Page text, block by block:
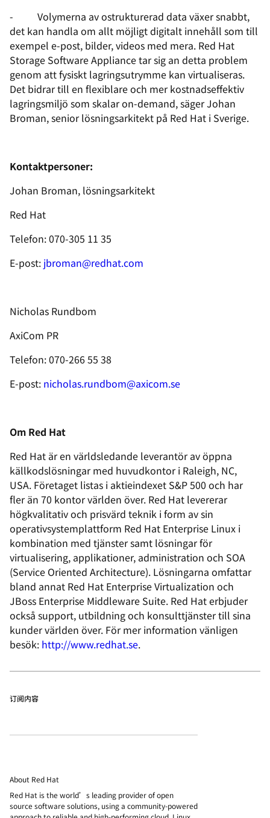
- Volymerna av ostrukturerad data växer snabbt,
det kan handla om allt möjligt digitalt innehåll som till
exempel e-post, bilder, videos med mera. Red Hat
Storage Software Appliance tar sig an detta problem
genom att fysiskt lagringsutrymme kan virtualiseras.
Det bidrar till en flexiblare och mer kostnadseffektiv
lagringsmiljö som skalar on-demand, säger Johan
Broman, senior lösningsarkitekt på Red Hat i Sverige.
Kontaktpersoner:
Johan Broman, lösningsarkitekt
Red Hat
Telefon: 070-305 11 35
E-post: jbroman@redhat.com
Nicholas Rundbom
AxiCom PR
Telefon: 070-266 55 38
E-post: nicholas.rundbom@axicom.se
Om Red Hat
Red Hat är en världsledande leverantör av öppna
källkodslösningar med huvudkontor i Raleigh, NC,
USA. Företaget listas i aktieindexet S&P 500 och har
fler än 70 kontor världen över. Red Hat levererar
högkvalitativ och prisvärd teknik i form av sin
operativsystemplattform Red Hat Enterprise Linux i
kombination med tjänster samt lösningar för
virtualisering, applikationer, administration och SOA
(Service Oriented Architecture). Lösningarna omfattar
bland annat Red Hat Enterprise Virtualization och
JBoss Enterprise Middleware Suite. Red Hat erbjuder
också support, utbildning och konsulttjänster till sina
kunder världen över. För mer information vänligen
besök: http://www.redhat.se.
订阅内容
About Red Hat
Red Hat is the world’s leading provider of open
source software solutions, using a community-powered